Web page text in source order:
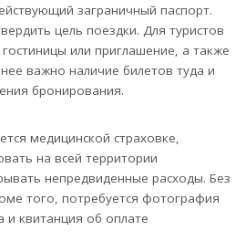
заграничный паспорт.
цель поездки. Для туристов
или приглашение, а также
важно наличие билетов туда и
бронирования.
медицинской страховке,
на всей территории
непредвиденные расходы. Без
того, потребуется фотография
и квитанция об оплате